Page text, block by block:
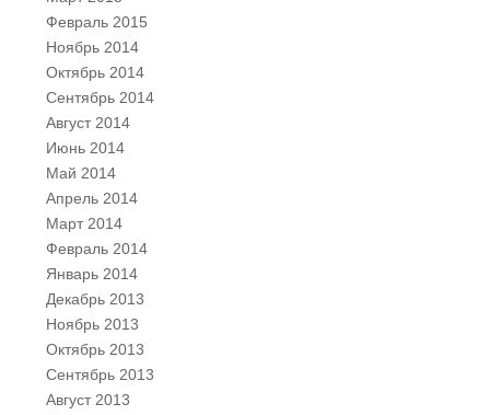
Февраль 2015
Ноябрь 2014
Октябрь 2014
Сентябрь 2014
Август 2014
Июнь 2014
Май 2014
Апрель 2014
Март 2014
Февраль 2014
Январь 2014
Декабрь 2013
Ноябрь 2013
Октябрь 2013
Сентябрь 2013
Август 2013